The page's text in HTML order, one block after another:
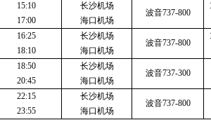
15:10
17:00
长沙机场
海口机场
波音737-800
16:25
18:10
长沙机场
海口机场
波音737-800
18:50
20:45
长沙机场
海口机场
波音737-300
22:15
23:55
长沙机场
海口机场
波音737-800